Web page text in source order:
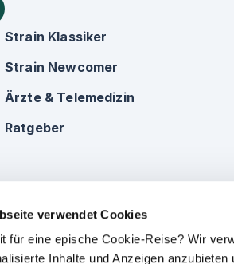
verwendet Cookies
für eine epische Cookie-Reise? Wir
Inhalte und Anzeigen
Strain Klassiker
Strain Newcomer
Ärzte & Telemedizin
Ratgeber